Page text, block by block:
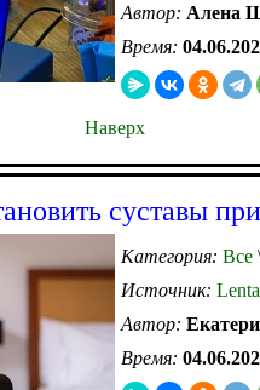
Автор: Алена
Время:
Наверх
суставы
Категория: Все
Источник:
Автор:
Время: